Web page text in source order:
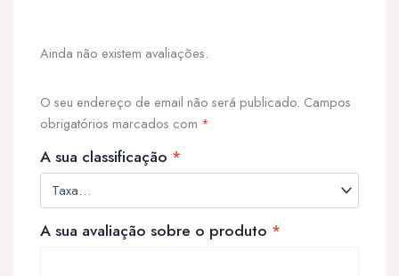
Ainda não existem avaliações.
O seu endereço de email não será publicado. Campos
obrigatórios marcados com *
A sua classificação *
A sua avaliação sobre o produto *